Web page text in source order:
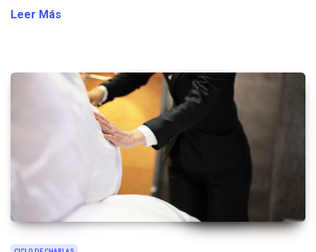
Leer Más